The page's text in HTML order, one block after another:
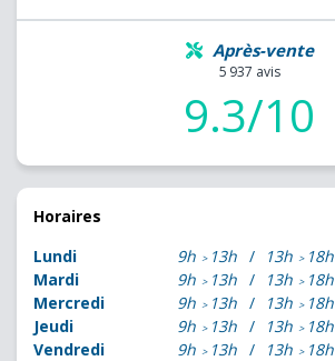
Après-vente
5 937 avis
9.3/10
Horaires
Lundi
9h 13h 13h
18h
Mardi
9h 13h 13h
18h
Mercredi
9h 13h 13h
18h
Jeudi
9h 13h 13h
18h
Vendredi
9h 13h 13h
18h